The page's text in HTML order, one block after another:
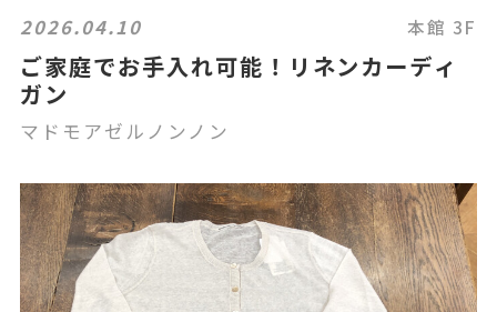
2026.04.10 本館 3F
ご家庭でお手入れ可能！リネンカーディ
ガン
マドモアゼルノンノン